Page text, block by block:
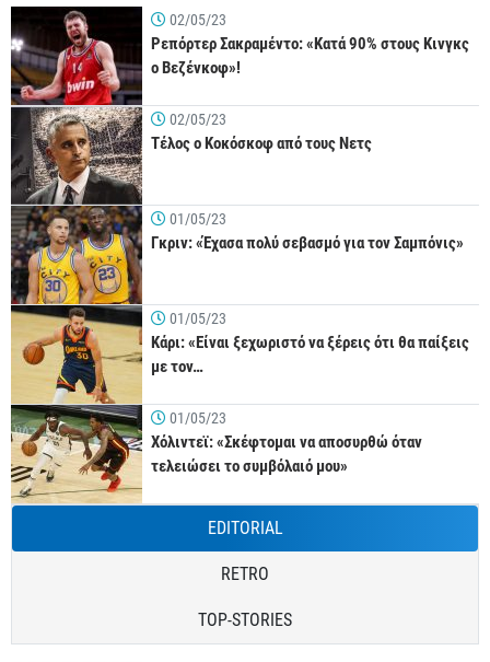
02/05/23
Ρεπόρτερ Σακραμέντο: «Κατά 90% στους Κινγκς
ο Βεζένκοφ»!
02/05/23
Τέλος ο Κοκόσκοφ από τους Νετς
01/05/23
Γκριν: «Έχασα πολύ σεβασμό για τον Σαμπόνις»
01/05/23
Κάρι: «Είναι ξεχωριστό να ξέρεις ότι θα παίξεις
με τον…
01/05/23
Χόλιντεϊ: «Σκέφτομαι να αποσυρθώ όταν
τελειώσει το συμβόλαιό μου»
EDITORIAL
RETRO
TOP-STORIES